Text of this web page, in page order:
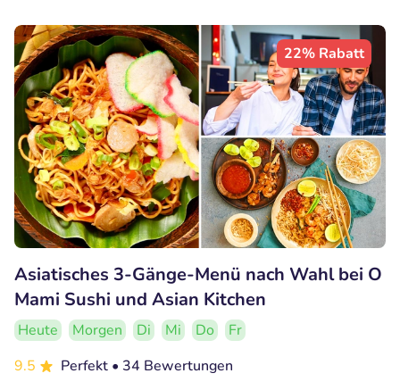
22% Rabatt
Asiatisches 3-Gänge-Menü nach Wahl bei O
Mami Sushi und Asian Kitchen
Heute Morgen Di Mi Do
Fr
9.5
Perfekt • 34 Bewertungen